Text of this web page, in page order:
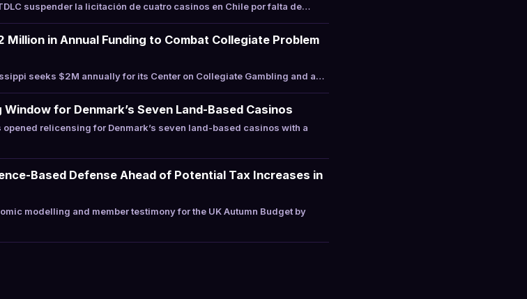
suspender la licitación de cuatro casinos en Chile por falta de…
in Annual Funding to Combat Collegiate Problem
seeks $2M annually for its Center on Collegiate Gambling and a…
for Denmark’s Seven Land-Based Casinos
relicensing for Denmark’s seven land-based casinos with a
Based Defense Ahead of Potential Tax Increases in
modelling and member testimony for the UK Autumn Budget by